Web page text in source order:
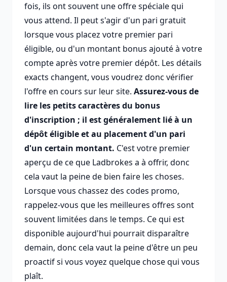
fois, ils ont souvent une offre spéciale qui
vous attend. Il peut s'agir d'un pari gratuit
lorsque vous placez votre premier pari
éligible, ou d'un montant bonus ajouté à votre
compte après votre premier dépôt. Les détails
exacts changent, vous voudrez donc vérifier
l'offre en cours sur leur site. Assurez-vous de
lire les petits caractères du bonus
d'inscription ; il est généralement lié à un
dépôt éligible et au placement d'un pari
d'un certain montant. C'est votre premier
aperçu de ce que Ladbrokes a à offrir, donc
cela vaut la peine de bien faire les choses.
Lorsque vous chassez des codes promo,
rappelez-vous que les meilleures offres sont
souvent limitées dans le temps. Ce qui est
disponible aujourd'hui pourrait disparaître
demain, donc cela vaut la peine d'être un peu
proactif si vous voyez quelque chose qui vous
plaît.